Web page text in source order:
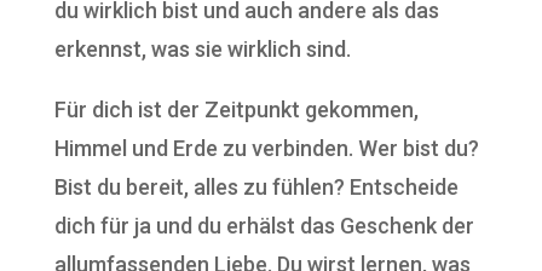
du wirklich bist und auch andere als das
erkennst, was sie wirklich sind.
Für dich ist der Zeitpunkt gekommen,
Himmel und Erde zu verbinden. Wer bist du?
Bist du bereit, alles zu fühlen? Entscheide
dich für ja und du erhälst das Geschenk der
allumfassenden Liebe. Du wirst lernen, was